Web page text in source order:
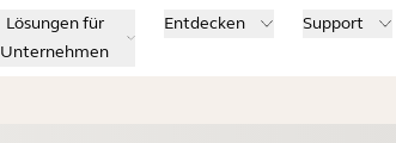
Lösungen für
Unternehmen
Entdecken Support